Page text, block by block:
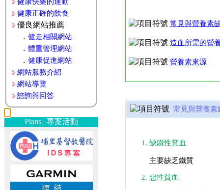
健康正確的飲食
優良網站推薦
． 健走相關網站
． 體重管理網站
． 健康促進網站
網站服務介紹
網站導覽
諮詢與回答
Plans | 專案活動
常見與營養素
造血所需的營
營養素來源
常見與營養素
缺鐵性貧血
主要缺乏鐵質
惡性貧血